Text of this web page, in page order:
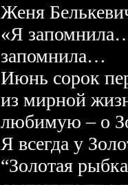
Женя
«Я
запомнила…
Июнь сорок
из мирной
любимую – о
Я всегда у
“Золотая